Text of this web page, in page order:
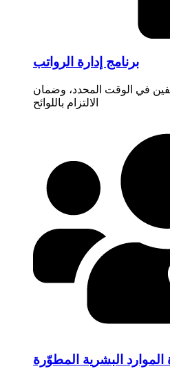
برنامج إدارة الرواتب
في الوقت المحدد، وضمان
الالتزام باللوائح
الموارد البشرية المطوّرة